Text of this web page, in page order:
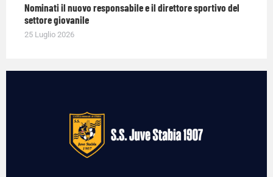
Nominati il nuovo responsabile e il direttore sportivo del
settore giovanile
25 Luglio 2026